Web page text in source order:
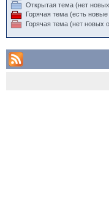
Открытая тема (нет
Горячая тема (есть новые
Горячая тема (нет новых